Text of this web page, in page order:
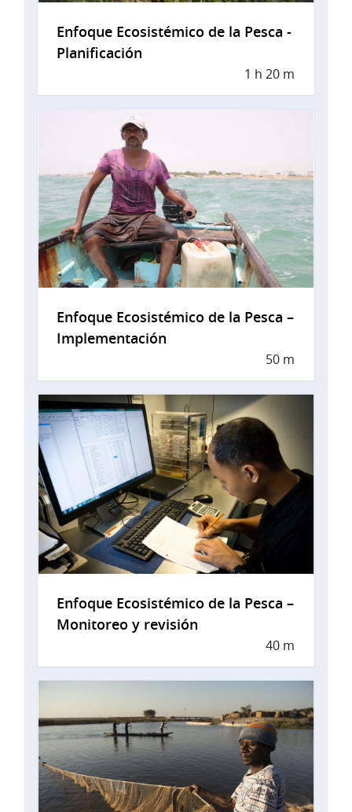
Enfoque Ecosistémico de la Pesca -
Planificación
1 h 20 m
Enfoque Ecosistémico de la Pesca –
Implementación
50 m
Enfoque Ecosistémico de la Pesca –
Monitoreo y revisión
40 m